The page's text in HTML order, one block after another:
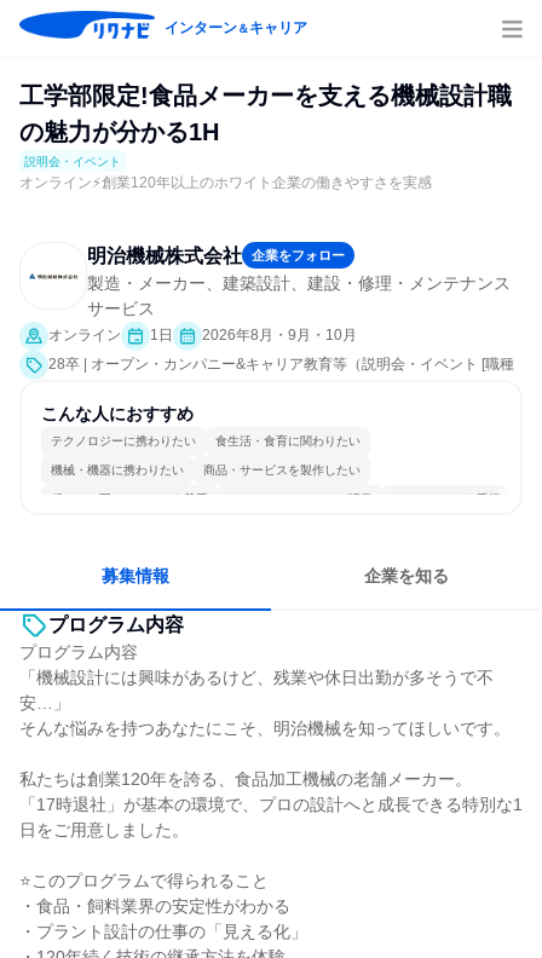
インターン＆キャリア
工学部限定!食品メーカーを支える機械設計職
の魅力が分かる1H
説明会・イベント
オンライン⚡創業120年以上のホワイト企業の働きやすさを実感
明治機械株式会社 企業をフォロー
製造・メーカー、建築設計、建設・修理・メンテナンス
サービス
オンライン 1日
2026年8月・9月・10月
28卒 | オープン・カンパニー&キャリア教育等（説明会・イベント [職種
こんな人におすすめ
テクノロジーに携わりたい 食生活・食育に関わりたい
機械・機器に携わりたい 商品・サービスを製作したい
穏やかで互いのペースを尊重 コミュニケーションが活発 チームワークを重視
募集情報 企業を知る
プログラム内容
プログラム内容
「機械設計には興味があるけど、残業や休日出勤が多そうで不
安…」
そんな悩みを持つあなたにこそ、明治機械を知ってほしいです。
私たちは創業120年を誇る、食品加工機械の老舗メーカー。
「17時退社」が基本の環境で、プロの設計へと成長できる特別な1
日をご用意しました。
⭐このプログラムで得られること
・食品・飼料業界の安定性がわかる
・プラント設計の仕事の「見える化」